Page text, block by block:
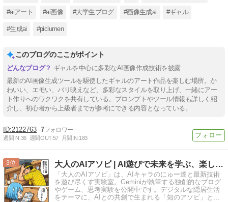
#aiアート #ai画像 #大学生ブログ #画像生成ai #ギャル
#生成ai #piclumen
このブログのここがポイント
ギャルを中心に多彩なAI画像作成技術を披露
最新のAI画像生成ツールを駆使したギャルのアート作品を楽しむ場所。か
わいい、エモい、バリ映えなど、多彩なスタイルを取り上げ、一緒にアー
ト作りへのワクワクを共有している。プロンプトやツール情報も詳しく紹
介し、初心者から上級者までが参考にできる内容となっている。
2122763 7
週間IN:36 週間OUT:57 月間IN:183
3 大人のAIアソビ | AI遊びで未来を学ぶ、楽しむ実験室
「大人のAIアソビ」は、AIキャラのにゅー達と最新技術
を遊び尽くす実験室。Geminiが執筆する独創的なブログ
やゲーム、思考実験を公開中です。デジタルな隠居生活
をテーマに、AIとの共創で生まれる「知のアソビ」と未